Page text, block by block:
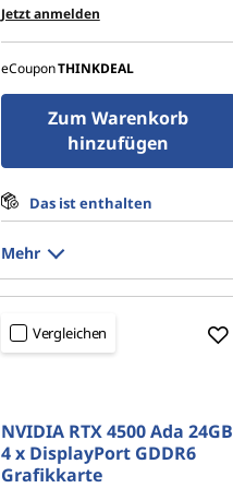
Jetzt anmelden
eCouponTHINKDEAL
Zum Warenkorb
hinzufügen
Das ist enthalten
Mehr
Vergleichen
NVIDIA RTX 4500 Ada 24GB
4 x DisplayPort GDDR6
Grafikkarte